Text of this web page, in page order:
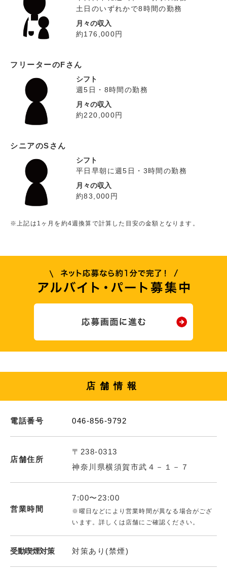
土日のいずれかで8時間の勤務
月々の収入
約176,000円
フリーターのFさん
シフト
週5日・8時間の勤務
月々の収入
約220,000円
シニアのSさん
シフト
平日早朝に週5日・3時間の勤務
月々の収入
約83,000円
※上記は1ヶ月を約4週換算で計算した目安の金額となります。
店舗情報
電話番号 046-856-9792
店舗住所
〒238-0313
神奈川県横須賀市武４－１－７
営業時間
7:00〜23:00
※曜日などにより営業時間が異なる場合がござ
います。詳しくは店舗にご確認ください。
受動喫煙対策 対策あり(禁煙)